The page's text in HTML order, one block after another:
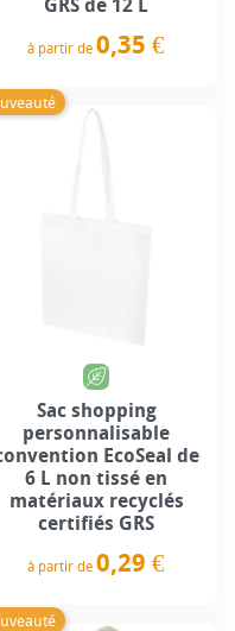
GRS de 12 L
à partir de 0,35 €
Sac shopping
personnalisable
EcoSeal de
6 L non tissé en
matériaux recyclés
certifiés GRS
à partir de 0,29 €